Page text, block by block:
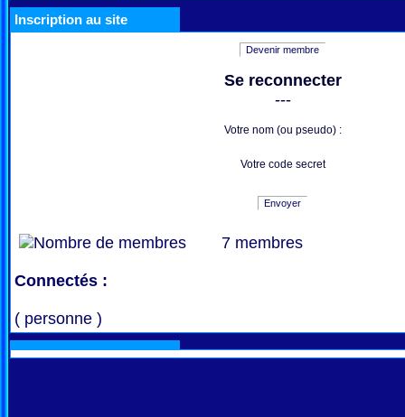
Inscription au site
Devenir membre
Se reconnecter
---
Votre nom (ou pseudo) :
Votre code secret
Envoyer
7 membres
Connectés :
( personne )